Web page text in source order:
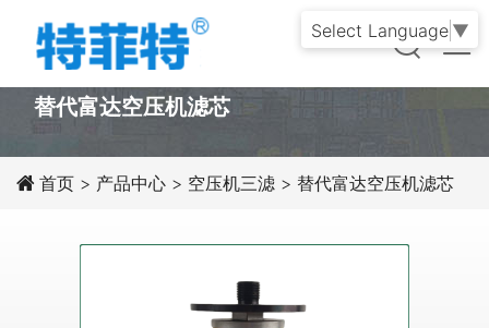
PRODUCT
替代富达空压机滤芯
首页 > 产品中心 > 空压机三滤 > 替代富达空压机滤芯
Select Language ▼